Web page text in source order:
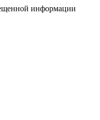
информации